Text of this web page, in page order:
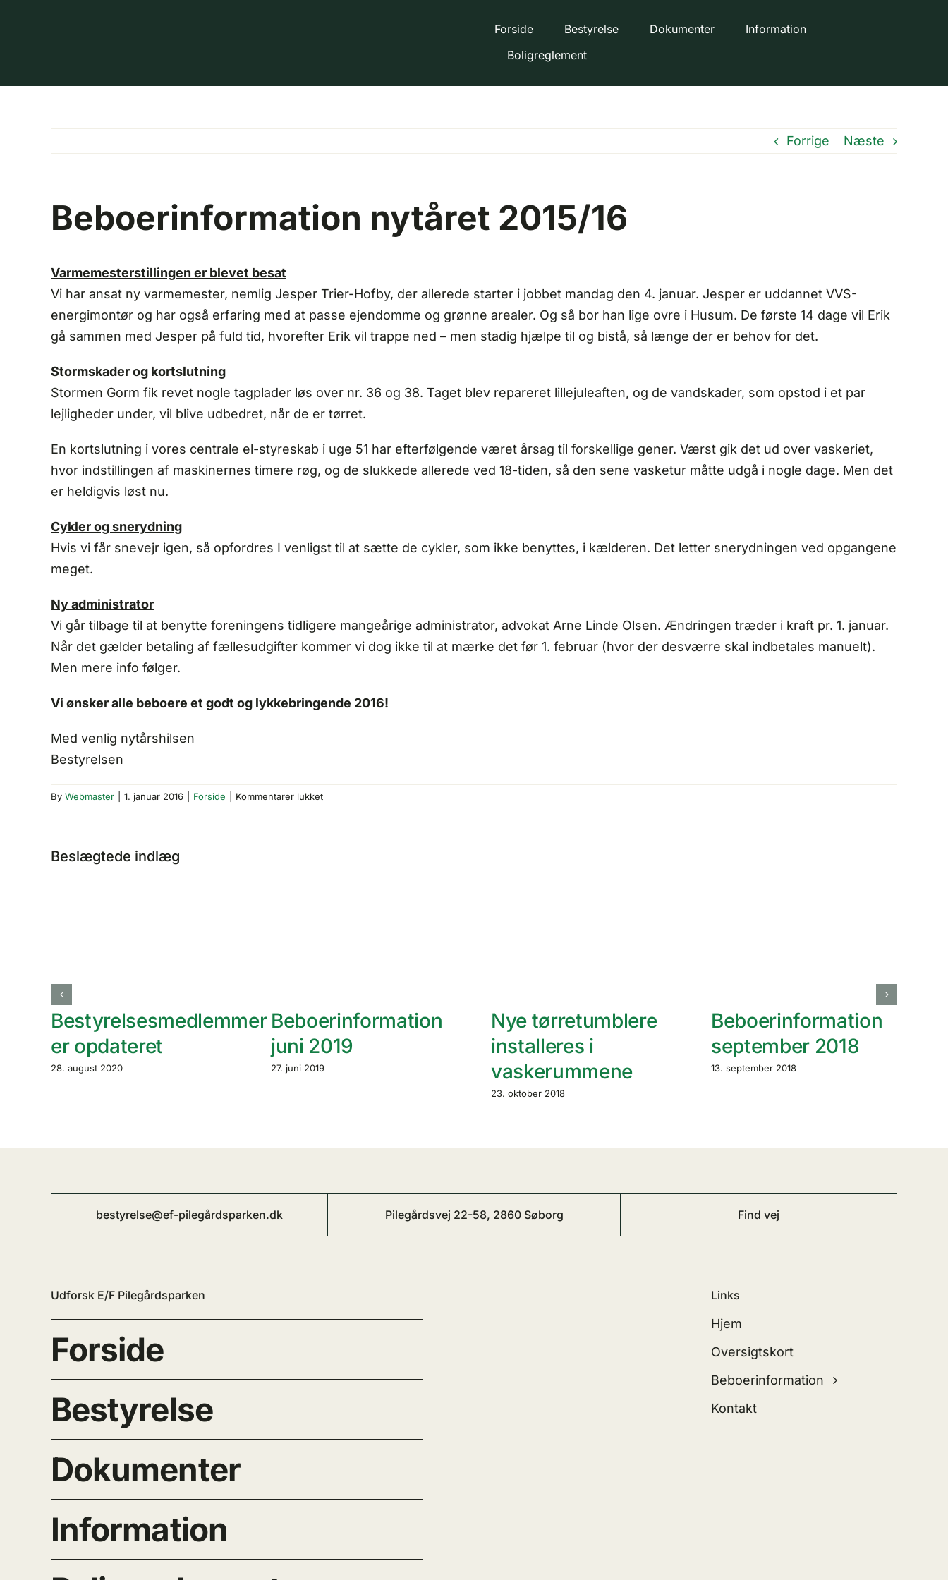
Forside Bestyrelse Dokumenter
Information
Boligreglement
Forrige Næste
Beboerinformation nytåret 2015/16
Varmemesterstillingen er blevet besat
Vi har ansat ny varmemester, nemlig Jesper Trier-Hofby, der allerede starter i jobbet mandag den 4. januar. Jesper er uddannet VVS-
energimontør og har også erfaring med at passe ejendomme og grønne arealer. Og så bor han lige ovre i Husum. De første 14 dage vil Erik
gå sammen med Jesper på fuld tid, hvorefter Erik vil trappe ned – men stadig hjælpe til og bistå, så længe der er behov for det.
Stormskader og kortslutning
Stormen Gorm fik revet nogle tagplader løs over nr. 36 og 38. Taget blev repareret lillejuleaften, og de vandskader, som opstod i et par
lejligheder under, vil blive udbedret, når de er tørret.
En kortslutning i vores centrale el-styreskab i uge 51 har efterfølgende været årsag til forskellige gener. Værst gik det ud over vaskeriet,
hvor indstillingen af maskinernes timere røg, og de slukkede allerede ved 18-tiden, så den sene vasketur måtte udgå i nogle dage. Men det
er heldigvis løst nu.
Cykler og snerydning
Hvis vi får snevejr igen, så opfordres I venligst til at sætte de cykler, som ikke benyttes, i kælderen. Det letter snerydningen ved opgangene
meget.
Ny administrator
Vi går tilbage til at benytte foreningens tidligere mangeårige administrator, advokat Arne Linde Olsen. Ændringen træder i kraft pr. 1. januar.
Når det gælder betaling af fællesudgifter kommer vi dog ikke til at mærke det før 1. februar (hvor der desværre skal indbetales manuelt).
Men mere info følger.
Vi ønsker alle beboere et godt og lykkebringende 2016!
Med venlig nytårshilsen
Bestyrelsen
By Webmaster 1. januar 2016 Forside Kommentarer lukkettil
Beboerinformation
Beslægtede indlæg
Bestyrelsesmedlemmer
er opdateret
28. august 2020
Beboerinformation
juni 2019
27. juni 2019
Nye tørretumblere
installeres i
vaskerummene
23. oktober 2018
Beboerinformation
september 2018
13. september 2018
bestyrelse@ef-pilegårdsparken.dk Pilegårdsvej 22-58, 2860 Søborg Find vej
Udforsk E/F Pilegårdsparken
Forside
Bestyrelse
Dokumenter
Information
Links
Hjem
Oversigtskort
Beboerinformation
Kontakt